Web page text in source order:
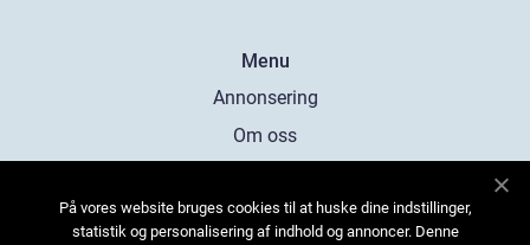
Menu
Annonsering
Om oss
Kontakta oss
På vores website bruges cookies til at huske dine indstillinger,
statistik og personalisering af indhold og annoncer. Denne